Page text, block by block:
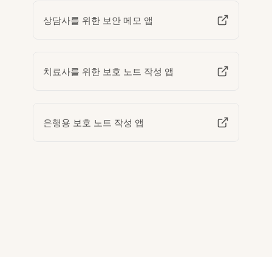
상담사를 위한 보안 메모 앱
치료사를 위한 보호 노트 작성 앱
은행용 보호 노트 작성 앱